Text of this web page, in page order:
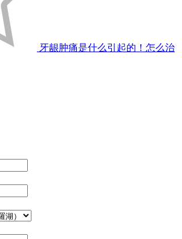
牙龈肿痛是什么引起的！怎么治